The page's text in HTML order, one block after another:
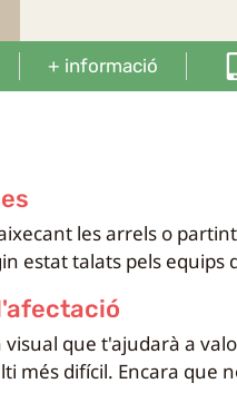
+ informació
les arrels o
estat talats pels equips
que t'ajudarà a
més difícil. Encara que